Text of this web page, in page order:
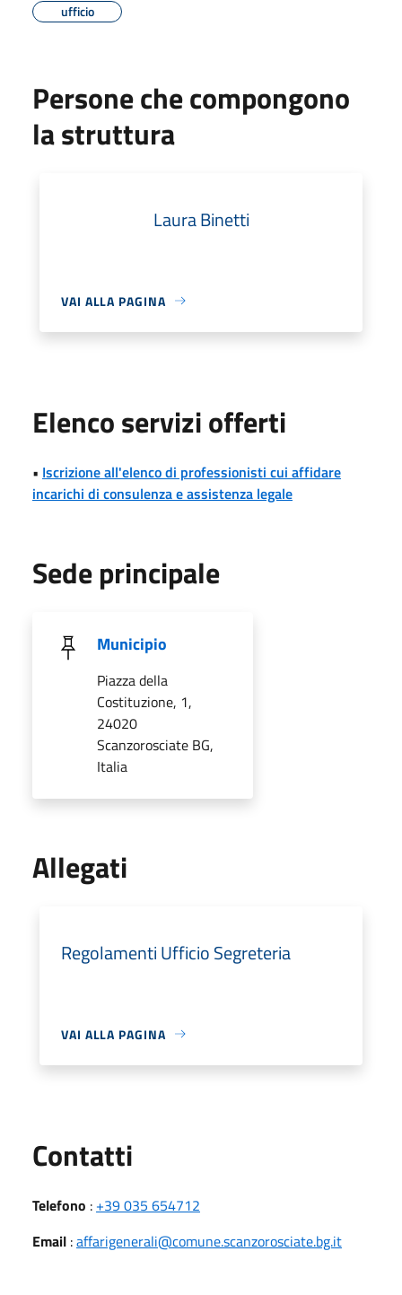
ufficio
Persone che compongono
la struttura
Laura Binetti
VAI ALLA PAGINA
Elenco servizi offerti
• Iscrizione all'elenco di professionisti cui affidare
incarichi di consulenza e assistenza legale
Sede principale
Municipio
Piazza della
Costituzione, 1,
24020
Scanzorosciate BG,
Italia
Allegati
Regolamenti Ufficio Segreteria
VAI ALLA PAGINA
Contatti
Telefono : +39 035 654712
Email :affarigenerali@comune.scanzorosciate.bg.it